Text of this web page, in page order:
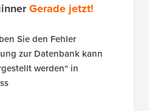
Gerade jetzt!
Sie den Fehler
zur Datenbank kann
werden“ in